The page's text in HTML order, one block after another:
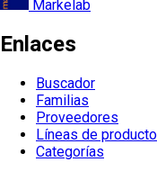
Markelab
Enlaces
Buscador
Familias
Proveedores
Líneas de
Categorías